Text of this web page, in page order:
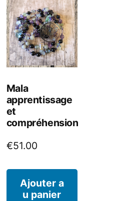
Mala
apprentissage
et
compréhension
€51.00
Ajouter a
u panier